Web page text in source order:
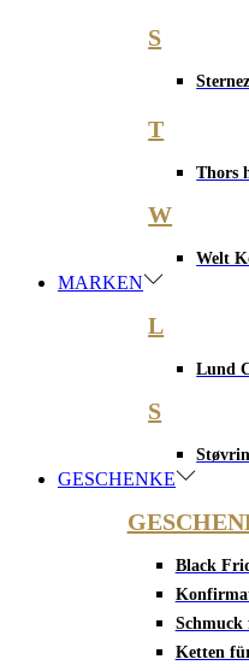
S
T
Thors
W
Welt
MARKEN
L
Lund
S
GESCHENKE
Black
Schmuck
Ketten